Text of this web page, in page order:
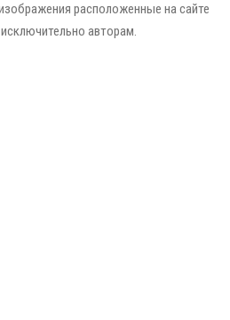
расположенные на сайте
авторам.